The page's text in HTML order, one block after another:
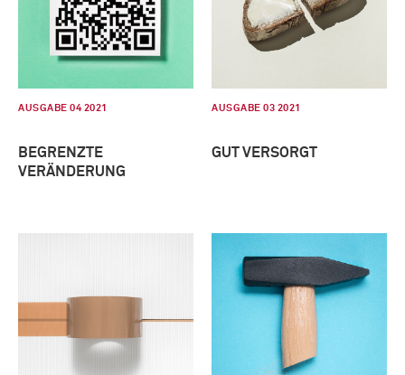
AUSGABE 04 2021
BEGRENZTE
VERÄNDERUNG
AUSGABE 03 2021
GUT VERSORGT